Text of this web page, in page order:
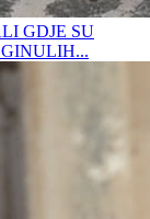
GDJE SU